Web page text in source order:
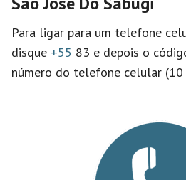
Para ligar para um telefone
disque +55 83 e depois o
número do telefone celular